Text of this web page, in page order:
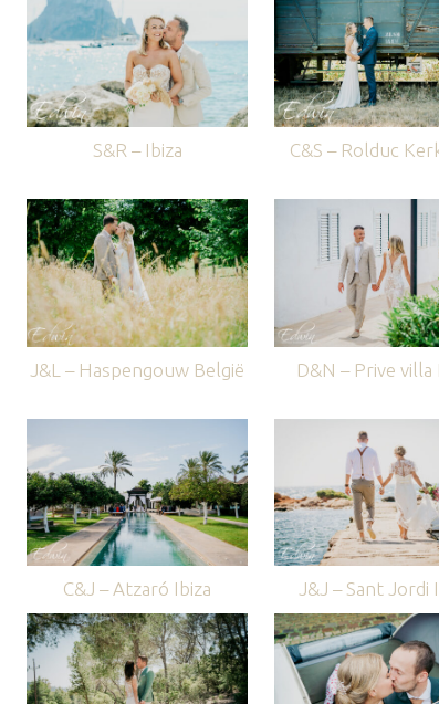
S&R – Ibiza C&S – Rolduc
J&L – Haspengouw België D&N – Prive villa
C&J – Atzaró Ibiza J&J – Sant Jordi